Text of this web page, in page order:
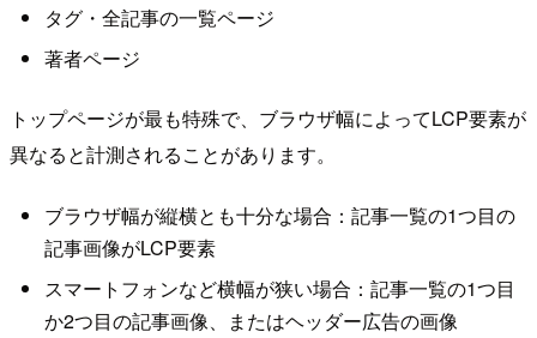
タグ・全記事の一覧ページ
著者ページ
トップページが最も特殊で、ブラウザ幅によってLCP要素が
異なると計測されることがあります。
ブラウザ幅が縦横とも十分な場合：記事一覧の1つ目の
記事画像がLCP要素
スマートフォンなど横幅が狭い場合：記事一覧の1つ目
か2つ目の記事画像、またはヘッダー広告の画像